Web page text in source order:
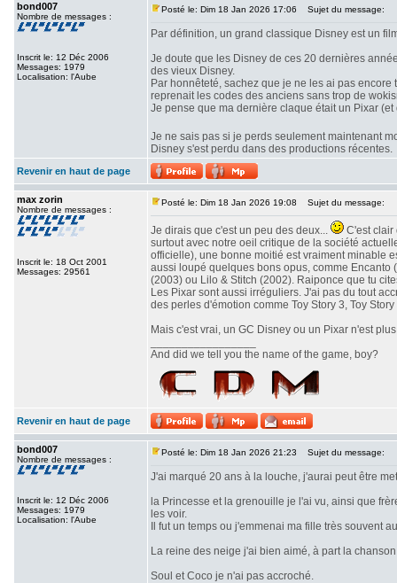
bond007
Nombre de messages :
Inscrit le: 12 Déc 2006
Messages: 1979
Localisation: l'Aube
Posté le: Dim 18 Jan 2026 17:06 Sujet du message:
Par définition, un grand classique Disney est un
Je doute que les Disney de ces 20 dernières
des vieux Disney.
Par honnêteté, sachez que je ne les ai pas
reprenait les codes des anciens sans trop de
Je pense que ma dernière claque était un Pixar
Je ne sais pas si je perds seulement maintenant
Disney s'est perdu dans des productions récentes.
Revenir en haut de page
max zorin
Nombre de messages :
Inscrit le: 18 Oct 2001
Messages: 29561
Posté le: Dim 18 Jan 2026 19:08 Sujet du message:
Je dirais que c'est un peu des deux...
C'est clair
surtout avec notre oeil critique de la société
officielle), une bonne moitié est vraiment minable
aussi loupé quelques bons opus, comme
(2003) ou Lilo & Stitch (2002). Raiponce que tu
Les Pixar sont aussi irréguliers. J'ai pas du tout
des perles d'émotion comme Toy Story 3, Toy
Mais c'est vrai, un GC Disney ou un Pixar n'est
And did we tell you the name of the game, boy?
Revenir en haut de page
bond007
Nombre de messages :
Inscrit le: 12 Déc 2006
Messages: 1979
Localisation: l'Aube
Posté le: Dim 18 Jan 2026 21:23 Sujet du message:
J'ai marqué 20 ans à la louche, j'aurai peut être
la Princesse et la grenouille je l'ai vu, ainsi que
les voir.
Il fut un temps ou j'emmenai ma fille très souvent
La reine des neige j'ai bien aimé, à part la
Soul et Coco je n'ai pas accroché.